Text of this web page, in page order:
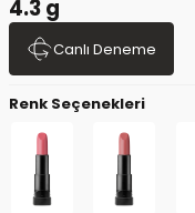
4.3 g
Canlı Deneme
Renk Seçenekleri